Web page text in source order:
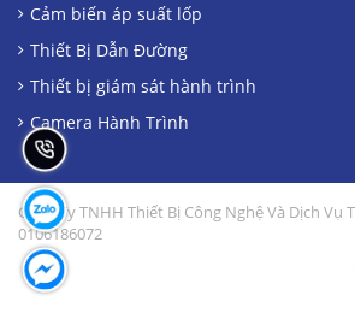
Cảm biến áp suất lốp
Thiết Bị Dẫn Đường
Thiết bị giám sát hành trình
Camera Hành Trình
Công Ty TNHH Thiết Bị Công Nghệ Và Dịch Vụ
0106186072